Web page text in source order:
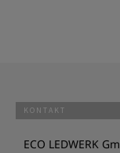
KONTAKT
ECO LEDWERK